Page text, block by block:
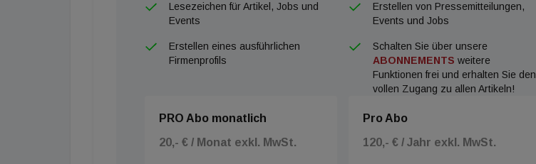
Anleihen und börsennotierten Wertpapieren hinweg prüfen."
Lesezeichen für Artikel, Jobs und
Events
Erstellen von Pressemitteilungen,
Events und Jobs
Erstellen eines ausführlichen
Firmenprofils
Schalten Sie über unsere
ABONNEMENTS weitere
Funktionen frei und erhalten Sie den
vollen Zugang zu allen Artikeln!
PRO Abo monatlich
20,- € / Monat exkl. MwSt.
Pro Abo
120,- € / Jahr exkl. MwSt.